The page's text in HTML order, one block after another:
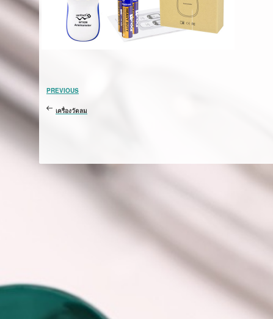
นำทาง
เรื่อง
Previous
Post
PREVIOUS
เครื่องวัดลม